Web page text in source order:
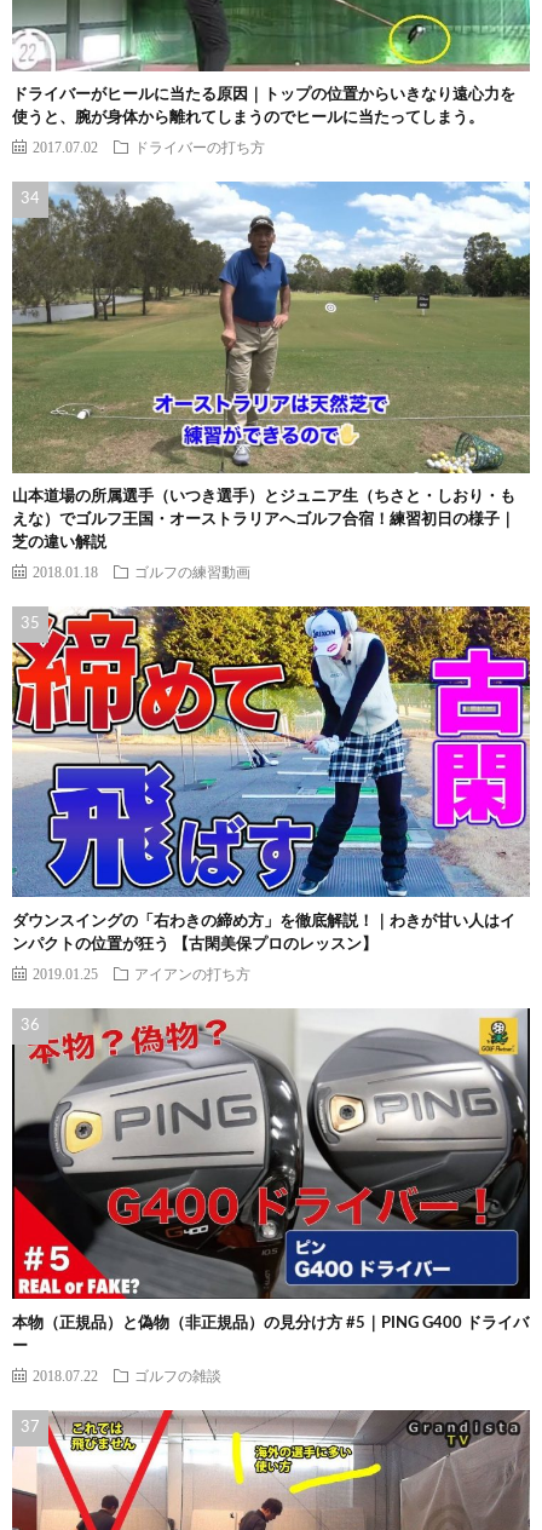
ドライバーがヒールに当たる原因｜トップの位置からいきなり遠心力を
使うと、腕が身体から離れてしまうのでヒールに当たってしまう。
2017.07.02 ドライバーの打ち方
山本道場の所属選手（いつき選手）とジュニア生（ちさと・しおり・も
えな）でゴルフ王国・オーストラリアへゴルフ合宿！練習初日の様子｜
芝の違い解説
2018.01.18 ゴルフの練習動画
ダウンスイングの「右わきの締め方」を徹底解説！｜わきが甘い人はイ
ンパクトの位置が狂う 【古閑美保プロのレッスン】
2019.01.25 アイアンの打ち方
本物（正規品）と偽物（非正規品）の見分け方 #5｜PING G400 ドライバ
ー
2018.07.22 ゴルフの雑談